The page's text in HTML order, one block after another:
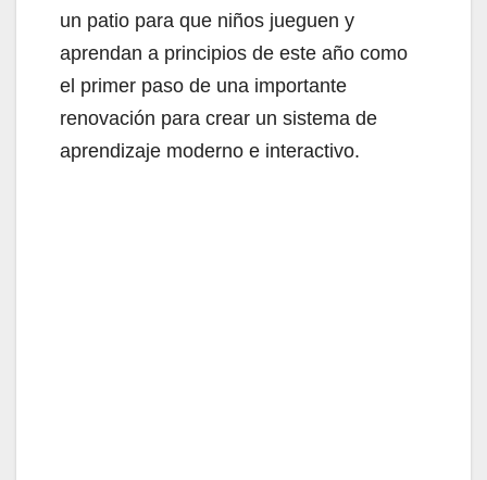
un patio para que niños jueguen y
aprendan a principios de este año como
el primer paso de una importante
renovación para crear un sistema de
aprendizaje moderno e interactivo.